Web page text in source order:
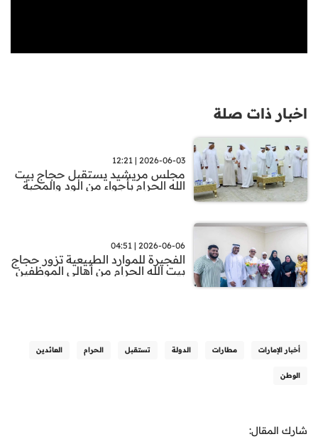
اخبار ذات صلة
2026-06-03 | 12:21
مجلس مريشيد يستقبل حجاج بيت
الله الحرام بأجواء من الود والمحبة
2026-06-06 | 04:51
الفجيرة للموارد الطبيعية تزور حجاج
بيت الله الحرام من أهالي الموظفين
أخبار الإمارات مطارات الدولة تستقبل الحرام العائدين
الوطن
شارك المقال: